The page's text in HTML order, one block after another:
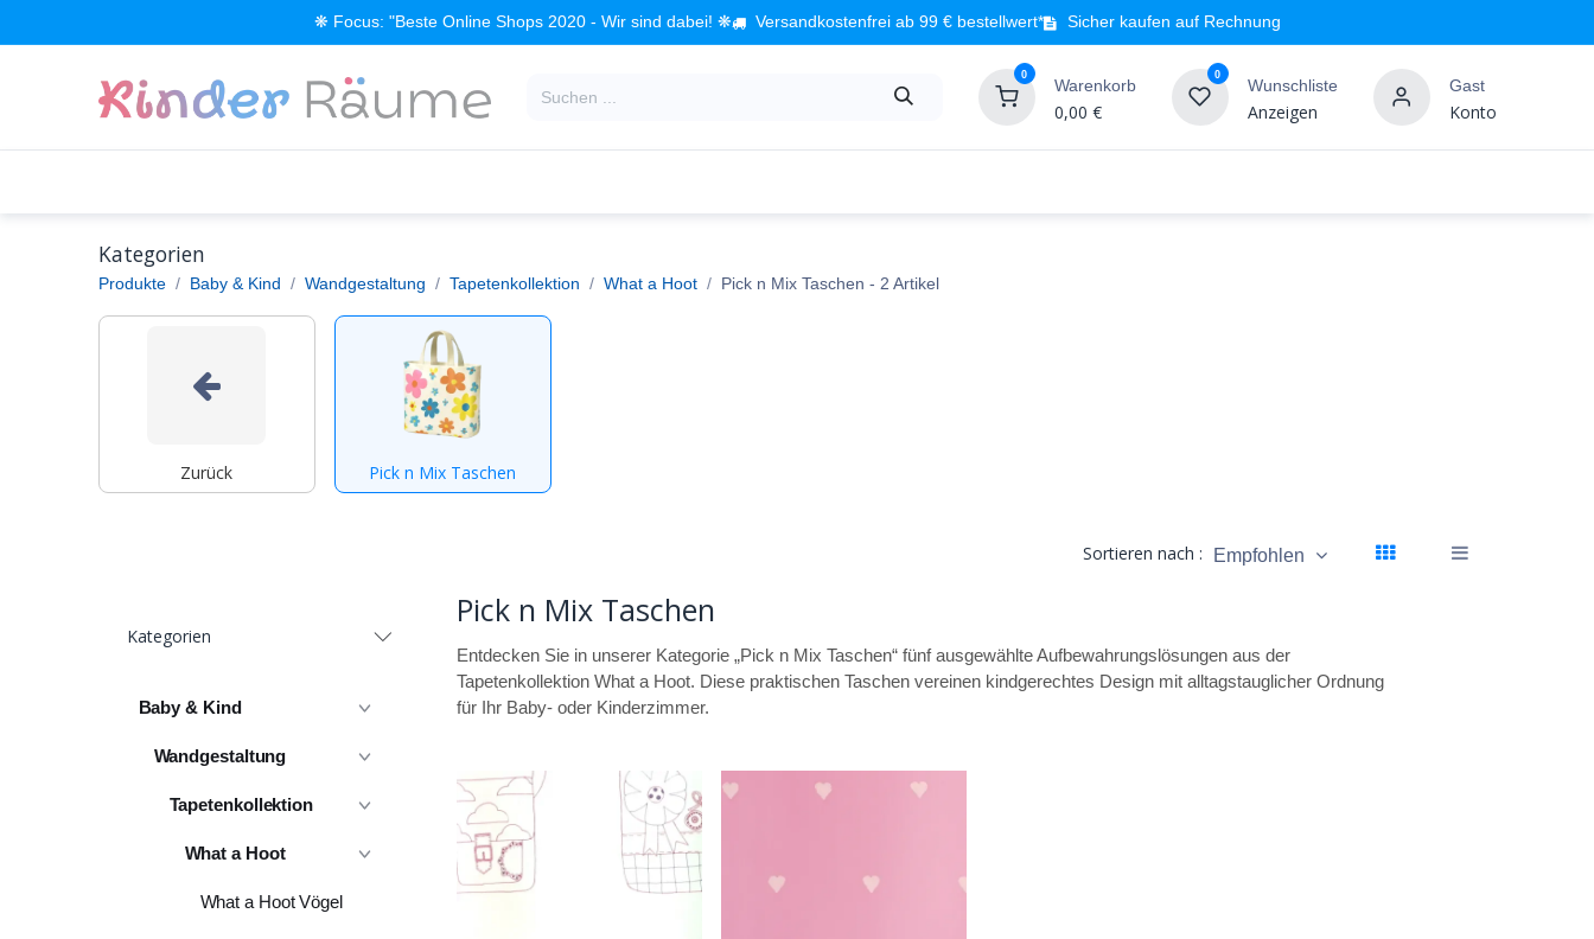
❋ Focus: "Beste Online Shops 2020 - Wir sind dabei! ❋ Versandkostenfrei ab 99 € bestellwert* Sicher kaufen auf Rechnung
0
Warenkorb
0,00 €
0
Wunschliste
Anzeigen
Gast
Konto
Kategorien
Produkte Baby & Kind Wandgestaltung Tapetenkollektion What a Hoot Pick n Mix Taschen - 2 Artikel
Zurück Pick n Mix Taschen
Sortieren nach : Empfohlen
Kategorien
Baby & Kind
Wandgestaltung
Tapetenkollektion
What a Hoot
What a Hoot Vögel
Pick n Mix Taschen
Entdecken Sie in unserer Kategorie „Pick n Mix Taschen“ fünf ausgewählte Aufbewahrungslösungen aus der
Tapetenkollektion What a Hoot. Diese praktischen Taschen vereinen kindgerechtes Design mit alltagstauglicher Ordnung
für Ihr Baby- oder Kinderzimmer.